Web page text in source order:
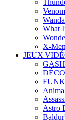
Venom
What
X-Men
JEUX
Astro